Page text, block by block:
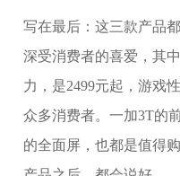
写在最后：这三款产品
深受消费者的喜爱，其
力，是2499元起，游戏
众多消费者。一加3T的
的全面屏，也都是值得